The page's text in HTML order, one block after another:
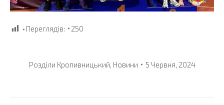
Переглядів: 250
Розділи Кропивницький, Новини 5 Червня, 2024